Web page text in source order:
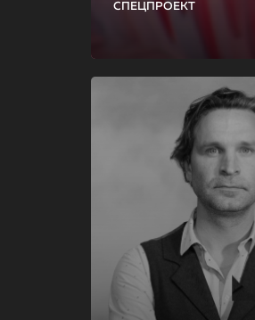
СПЕЦПРОЕКТ